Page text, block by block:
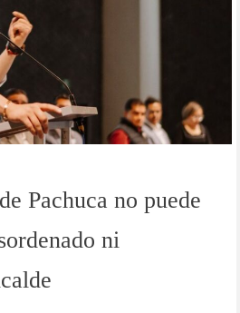
Pachuca no puede
ni